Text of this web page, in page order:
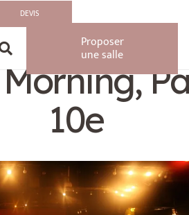
DEVIS
Proposer
une salle
10e